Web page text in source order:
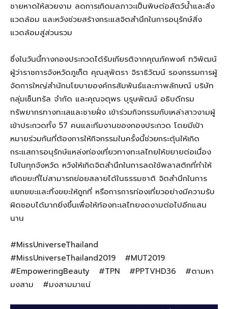
ชายหาดให้สวยงาม ลดการเกิดมลภาวะเป็นพิษต่อสัตว์น้ำและสิ่ง
แวดล้อม และหวังช่วยสร้างกระแสจิตสำนึกในการอนุรักษ์สิ่ง
แวดล้อมสู่ส่วนรวม
ซึ่งในวันนี้ทางกองประกวดได้รับเกียรติจากคุณภัคพงศ์ ทวิพัฒน์
ผู้ว่าราชการจังหวัดภูเก็ต คุณสุพัตรา จิราธิวัฒน์ รองกรรมการผู้
จัดการใหญ่สำนักนโยบายองค์กรสัมพันธ์และภาพลักษณ์ บริษัท
กลุ่มเซ็นทรัล จำกัด และคุณจตุพร บุรุษพัฒน์ อธิบดีกรม
ทรัพยากรทางทะเลและชายฝั่ง เข้าร่วมกิจกรรมกับเหล่าสาวงามผู้
เข้าประกวดทั้ง 57 คนและทีมงานของกองประกวด โดยมีเป้า
หมายร่วมกันที่ต้องการให้กิจกรรมในครั้งนี้ช่วยกระตุ้นให้เกิด
กระแสการอนุรักษ์แหล่งท่องเที่ยวทางทะเลไทยให้ขยายต่อเนื่อง
ไปในทุกจังหวัด หวังให้เกิดจิตสำนึกในการลดใช้พลาสติกที่ทำให้
เกิดขยะที่ไม่สามารถย่อยสลายได้ในธรรมชาติ จิตสำนึกในการ
แยกขยะและทิ้งขยะให้ถูกที่ หรือการการท่องเที่ยวอย่างมีความรับ
ผิดชอบได้มากยิ่งขึ้นเพื่อให้ท้องทะเลไทยงดงามต่อไปอีกแสน
นาน
#MissUniverseThailand
#MissUniverseThailand2019 #MUT2019
#EmpoweringBeauty #TPN #PPTVHD36 #ตามหา
มงสาม #มงสามมาแน่